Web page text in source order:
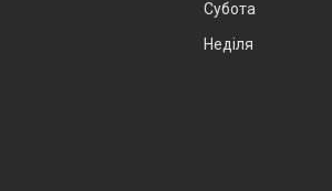
Субота
Неділя